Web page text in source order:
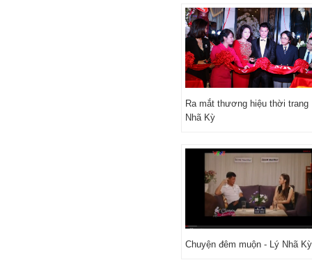
Ra mắt thương hiệu thời trang
Nhã Kỳ
Chuyện đêm muộn - Lý Nhã Kỳ